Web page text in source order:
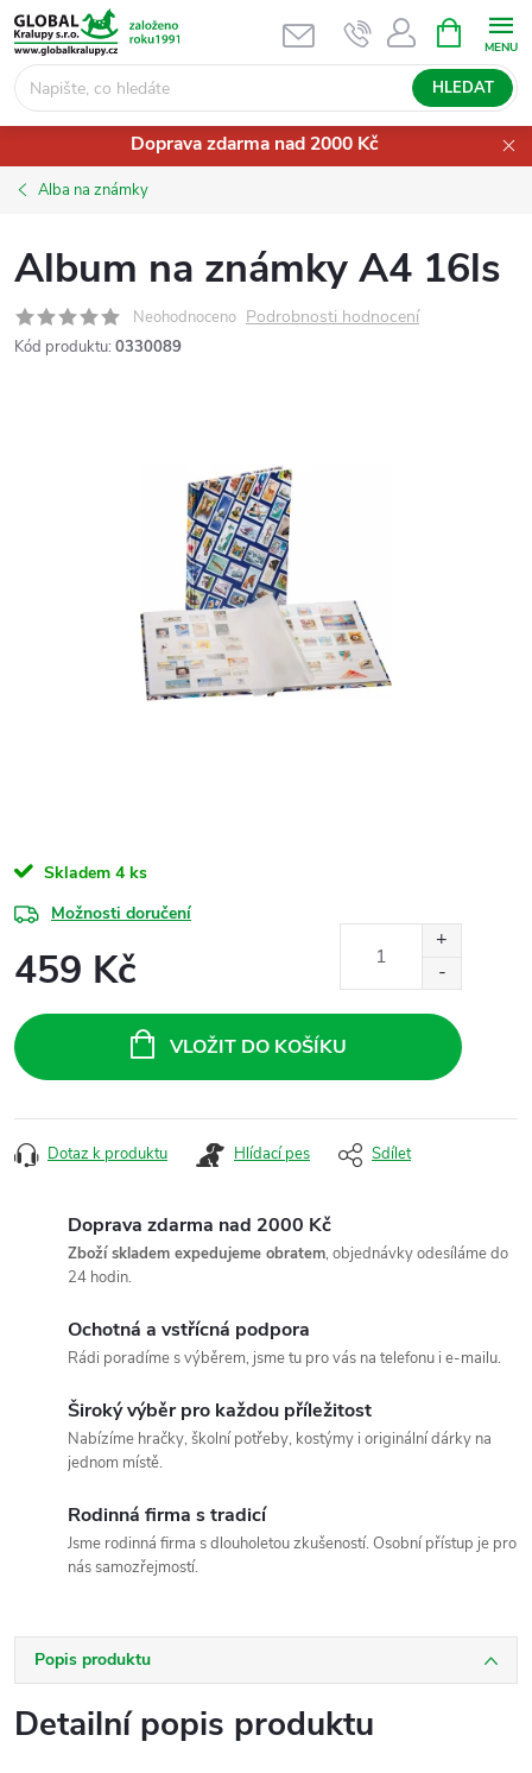
Přejít
na
obsah
HLEDAT
NÁKUPNÍ
KOŠÍK
Doprava zdarma nad 2000 Kč
Alba na známky
Album na známky A4 16ls
Neohodnoceno Podrobnosti hodnocení
Kód produktu: 0330089
Skladem 4 ks
Možnosti doručení
459 Kč
cena:
VLOŽIT DO KOŠÍKU
Dotaz k produktu Hlídací pes Sdílet
Doprava zdarma nad 2000 Kč
Zboží skladem expedujeme obratem, objednávky odesíláme do
24 hodin.
Ochotná a vstřícná podpora
Rádi poradíme s výběrem, jsme tu pro vás na telefonu i e-mailu.
Široký výběr pro každou příležitost
Nabízíme hračky, školní potřeby, kostýmy i originální dárky na
jednom místě.
Rodinná firma s tradicí
Jsme rodinná firma s dlouholetou zkušeností. Osobní přístup je pro
nás samozřejmostí.
Popis produktu
Detailní popis produktu